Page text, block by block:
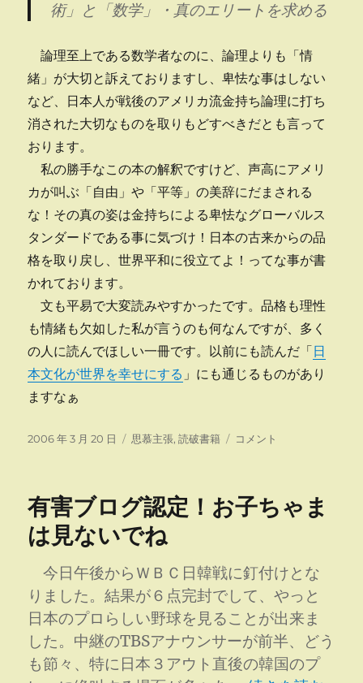
術」と「数学」・真のエリートを求める
論理至上である数学者なのに、論理よりも「情
緒」が大切と訴えておりますし、卑怯な事はしない
など、日本人が戦後のアメリカ流金持ち論理に打ち
消された大切なものを取りもどすべきだとも言って
おります。
私の勝手なこの本の解釈ですけど、声高にアメリ
カが叫ぶ「自由」や「平等」の美辞にだまされる
な！その真の姿は金持ちによる卑怯なグローバルス
タンダードである事に気づけ！日本の古来からの品
格を取り戻し、世界平和に役立てよ！ってな事が書
かれております。
文も平易で大変読みやすかったです。品格も理性
も情緒も欠如した私が言うのも何なんですが、多く
の人に読んでほしい一冊です。以前にも読んだ「日
本文化が世界を幸せにする 」にも通じるものがあり
ますなぁ
投
2006 年 3 月 20 日
カ
ー
思慕主張,読破書籍
国
格
コメント
有害ブログ認定！お子ちゃま
は見ないでね
今日午後からＷＢＣ日韓戦に釘付けとな
りました。結果が６点完封でして、やっと
日本のプロらしい野球を見ることが出来ま
した。中継のTBSアナウンサーが前半、どう
も節々、特に日本３アウト直後の韓国のプ